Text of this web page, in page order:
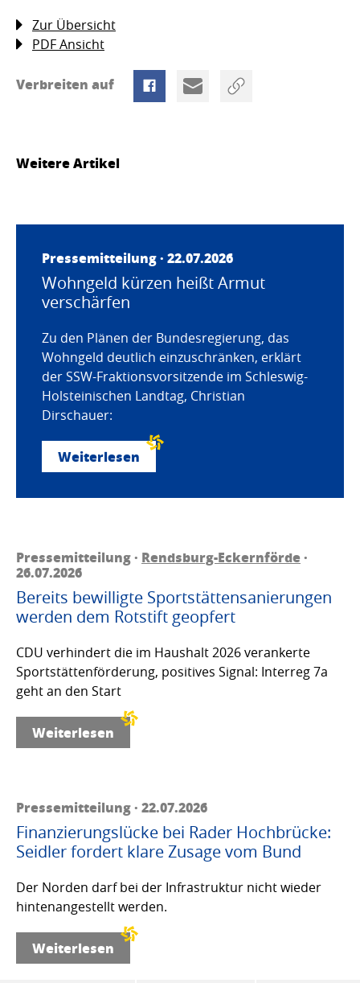
Zur Übersicht
PDF Ansicht
Verbreiten auf
Weitere Artikel
Pressemitteilung · 22.07.2026
Wohngeld kürzen heißt Armut
verschärfen
Zu den Plänen der Bundesregierung, das
Wohngeld deutlich einzuschränken, erklärt
der SSW-Fraktionsvorsitzende im Schleswig-
Holsteinischen Landtag, Christian
Dirschauer:
Weiterlesen
Pressemitteilung · Rendsburg-Eckernförde·
26.07.2026
Bereits bewilligte Sportstättensanierungen
werden dem Rotstift geopfert
CDU verhindert die im Haushalt 2026 verankerte
Sportstättenförderung, positives Signal: Interreg 7a
geht an den Start
Weiterlesen
Pressemitteilung · 22.07.2026
Finanzierungslücke bei Rader Hochbrücke:
Seidler fordert klare Zusage vom Bund
Der Norden darf bei der Infrastruktur nicht wieder
hintenangestellt werden.
Weiterlesen